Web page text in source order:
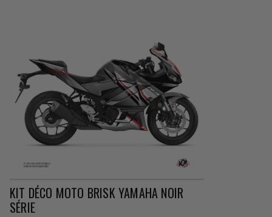
KIT DÉCO MOTO BRISK YAMAHA NOIR
SÉRIE